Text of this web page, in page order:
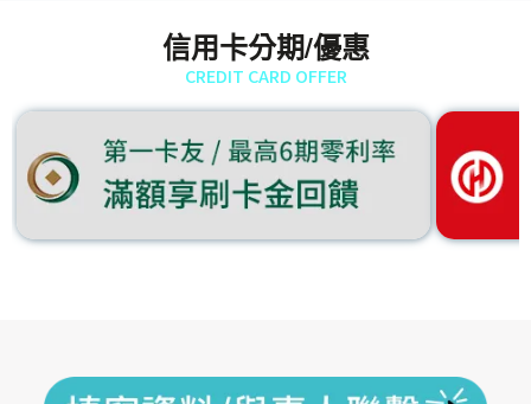
信用卡分期/優惠
CREDIT CARD OFFER